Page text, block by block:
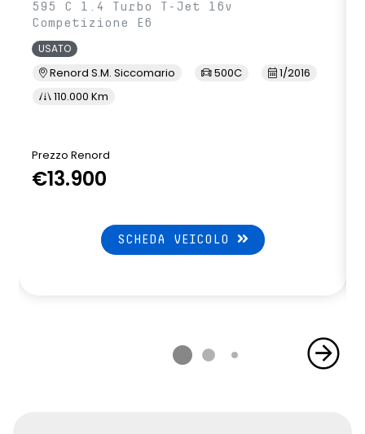
595 C 1.4 Turbo T-Jet 16v
Competizione E6
USATO
Renord S.M. Siccomario 500C
1/2016
110.000 Km
Prezzo Renord
€13.900
SCHEDA VEICOLO